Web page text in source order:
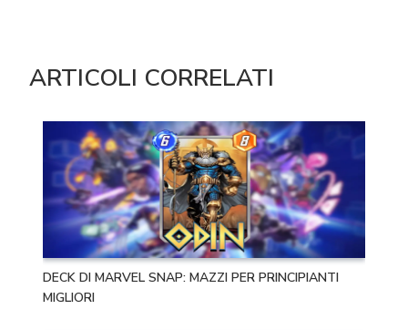
ARTICOLI CORRELATI
DECK DI MARVEL SNAP: MAZZI PER PRINCIPIANTI
MIGLIORI